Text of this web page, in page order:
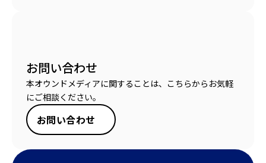
お問い合わせ
本オウンドメディアに関することは、こちらからお気軽
にご相談ください。
お問い合わせ